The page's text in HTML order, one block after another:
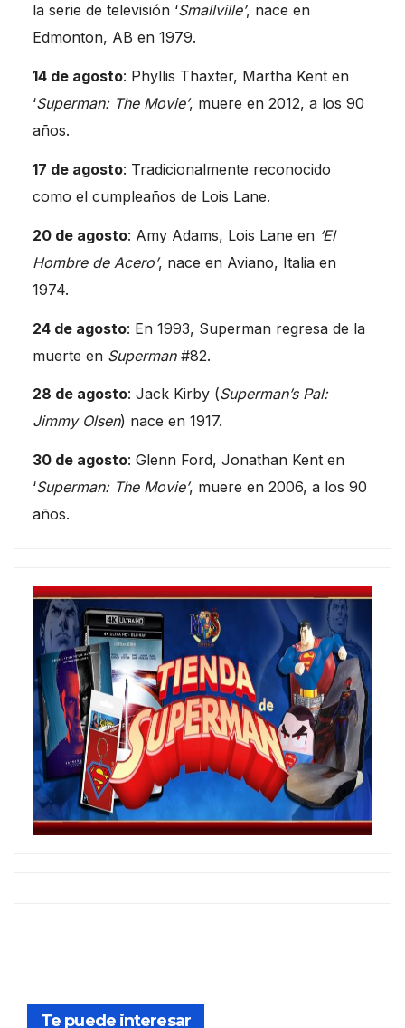
la serie de televisión ‘Smallville’, nace en
Edmonton, AB en 1979.
14 de agosto: Phyllis Thaxter, Martha Kent en
‘Superman: The Movie’, muere en 2012, a los 90
años.
17 de agosto: Tradicionalmente reconocido
como el cumpleaños de Lois Lane.
20 de agosto: Amy Adams, Lois Lane en ‘El
Hombre de Acero’, nace en Aviano, Italia en
1974.
24 de agosto: En 1993, Superman regresa de la
muerte en Superman#82.
28 de agosto: Jack Kirby (Superman’s Pal:
Jimmy Olsen) nace en 1917.
30 de agosto: Glenn Ford, Jonathan Kent en
‘Superman: The Movie’, muere en 2006, a los 90
años.
Te puede interesar